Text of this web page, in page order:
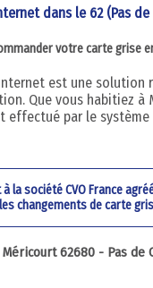
dans le 62 (Pas de
votre carte grise
est une
Que vous habitiez à
effectué par le
société CVO France
changements de carte
62680 - Pas de